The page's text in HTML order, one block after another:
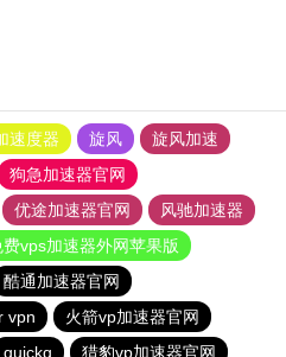
速度器 旋风
旋风加速
狗急加速器官网
优途加速器官网
风驰加速器
费vps加速器外网苹果版
酷通加速器官网
vpn
火箭vp加速器官网
quickq 猎豹vp加速器官网